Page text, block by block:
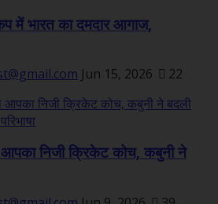
में भारत का दमदार आगाज,
Jun 15, 2026 22
निजी क्रिकेट कोच, कबुनी ने